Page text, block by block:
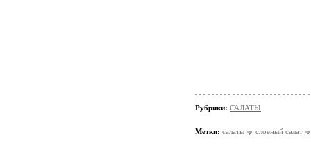
Рубрики: САЛАТЫ
Метки: салаты слоеный салат